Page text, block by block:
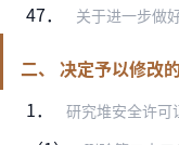
47． 关于进一步做好长江经济
二、 决定予以修改
1．
研究堆安全许可证